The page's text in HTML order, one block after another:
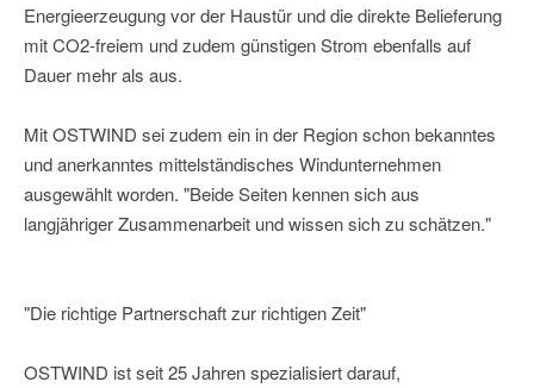
Energieerzeugung vor der Haustür und die direkte Belieferung
mit CO2-freiem und zudem günstigen Strom ebenfalls auf
Dauer mehr als aus.
Mit OSTWIND sei zudem ein in der Region schon bekanntes
und anerkanntes mittelständisches Windunternehmen
ausgewählt worden. "Beide Seiten kennen sich aus
langjähriger Zusammenarbeit und wissen sich zu schätzen."
"Die richtige Partnerschaft zur richtigen Zeit"
OSTWIND ist seit 25 Jahren spezialisiert darauf,